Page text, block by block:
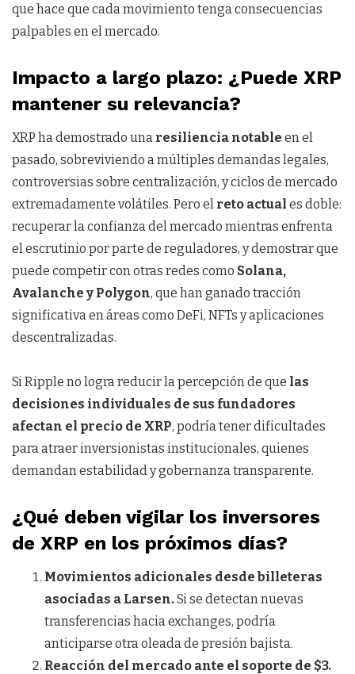
que hace que cada movimiento tenga consecuencias
palpables en el mercado.
Impacto a largo plazo: ¿Puede XRP
mantener su relevancia?
XRP ha demostrado una resiliencia notable en el
pasado, sobreviviendo a múltiples demandas legales,
controversias sobre centralización, y ciclos de mercado
extremadamente volátiles. Pero el reto actual es doble:
recuperar la confianza del mercado mientras enfrenta
el escrutinio por parte de reguladores, y demostrar que
puede competir con otras redes como Solana,
Avalanche y Polygon, que han ganado tracción
significativa en áreas como DeFi, NFTs y aplicaciones
descentralizadas.
Si Ripple no logra reducir la percepción de que las
decisiones individuales de sus fundadores
afectan el precio de XRP, podría tener dificultades
para atraer inversionistas institucionales, quienes
demandan estabilidad y gobernanza transparente.
¿Qué deben vigilar los inversores
de XRP en los próximos días?
Movimientos adicionales desde billeteras
asociadas a Larsen.Si se detectan nuevas
transferencias hacia exchanges, podría
anticiparse otra oleada de presión bajista.
Reacción del mercado ante el soporte de $3.